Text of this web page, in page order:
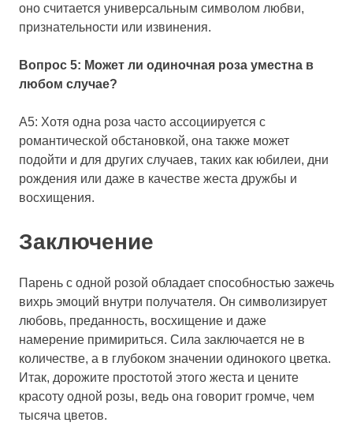
оно считается универсальным символом любви,
признательности или извинения.
Вопрос 5: Может ли одиночная роза уместна в
любом случае?
A5: Хотя одна роза часто ассоциируется с
романтической обстановкой, она также может
подойти и для других случаев, таких как юбилеи, дни
рождения или даже в качестве жеста дружбы и
восхищения.
Заключение
Парень с одной розой обладает способностью зажечь
вихрь эмоций внутри получателя. Он символизирует
любовь, преданность, восхищение и даже
намерение примириться. Сила заключается не в
количестве, а в глубоком значении одинокого цветка.
Итак, дорожите простотой этого жеста и цените
красоту одной розы, ведь она говорит громче, чем
тысяча цветов.